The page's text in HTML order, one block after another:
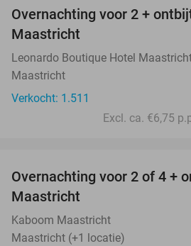
Overnachting voor 2 +
Maastricht
Leonardo Boutique Hotel
Maastricht
Verkocht: 1.511
Excl. ca. €6,75
Overnachting voor 2 of 4 +
Maastricht
Kaboom Maastricht
Maastricht (+1 locatie)